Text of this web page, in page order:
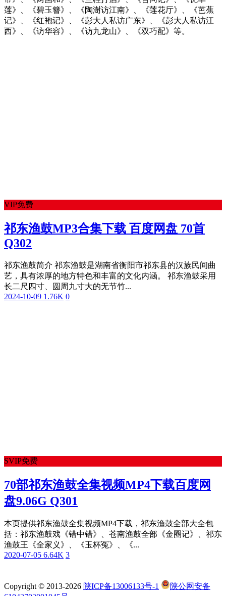
莲》、《碧玉簪》、《陶澍访江南》、《莲花厅》、《芭蕉
记》、《红袍记》、《彭大人私访广东》、《彭大人私访江
西》、《访华容》、《访九龙山》、《双巧配》等。
VIP免费
祁东渔鼓MP3合集下载 百度网盘 70首
Q302
祁东渔鼓简介 祁东渔鼓是湖南省衡阳市祁东县的汉族民间曲
艺，具有浓厚的地方特色和丰富的文化内涵。‌ 祁东渔鼓采用
长二尺四寸、圆周九寸大的无节竹...
2024-10-09 1.76K 0
SVIP免费
70部祁东渔鼓全集视频MP4下载百度网
盘9.06G Q301
本页提供祁东渔鼓全集视频MP4下载，祁东渔鼓全部大全包
括：祁东渔鼓戏《错中错》、苍南渔鼓全部《金圈记》、祁东
渔鼓王《全家义》、《玉杯冤》、《...
2020-07-05 6.64K 3
Copyright © 2013-2026 陕ICP备13006133号-1
陕公网安备